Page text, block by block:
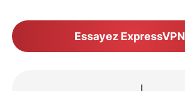
Essayez ExpressVPN